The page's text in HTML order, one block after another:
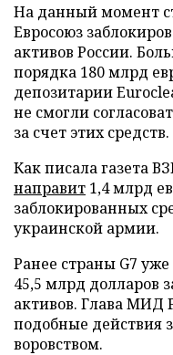
На данный момент
Евросоюз
активов России.
порядка 180 млрд
депозитарии
не смогли
за счет этих средств.
Как писала газета
направит 1,4 млрд
заблокированных
украинской армии.
Ранее страны G7 уже
45,5 млрд долларов
активов. Глава МИД
подобные действия
воровством.